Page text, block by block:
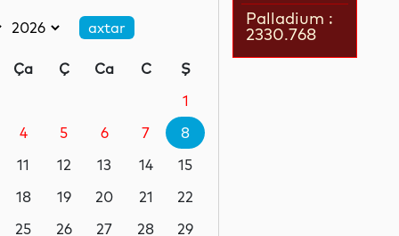
08 Avqust 12:06
İspaniyadan yeni qərar:
yoxlanılacaq
08 Avqust 11:35
Ça Ç Ca C
Ş
1
4 5 6 7
8
11 12 13 14
15
18 19 20 21
22
25 26 27 28
29
Palladium :
2330.768